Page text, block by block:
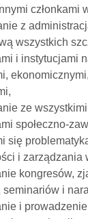
członkami
z
wszystkich
i instytucjami
ze
społeczno-
się
i zarządzania
kongresów,
seminariów i
i